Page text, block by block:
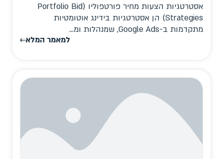
אסטרטגיות הצעות מחיר פורטפוליו (Portfolio Bid
Strategies) הן אסטרטגיות בידינג אוטומטיות
מתקדמות ב-Google Ads, שמנהלות ומ...
למאמר המלא